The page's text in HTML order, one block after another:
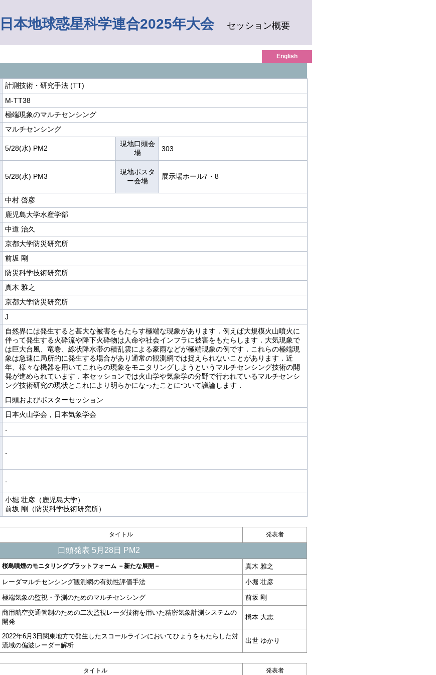
日本地球惑星科学連合2025年大会 セッション概要
English
計測技術・研究手法 (TT)
M-TT38
極端現象のマルチセンシング
マルチセンシング
5/28(水) PM2
現地口頭会
場
303
5/28(水) PM3
現地ポスタ
ー会場
展示場ホール7・8
中村 啓彦
鹿児島大学水産学部
中道 治久
京都大学防災研究所
前坂 剛
防災科学技術研究所
真木 雅之
京都大学防災研究所
J
自然界には発生すると甚大な被害をもたらす極端な現象があります．例えば大規模火山噴火に
伴って発生する火砕流や降下火砕物は人命や社会インフラに被害をもたらします．大気現象で
は巨大台風、竜巻、線状降水帯の積乱雲による豪雨などが極端現象の例です．これらの極端現
象は急速に局所的に発生する場合があり通常の観測網では捉えられないことがあります．近
年、様々な機器を用いてこれらの現象をモニタリングしようというマルチセンシング技術の開
発が進められています．本セッションでは火山学や気象学の分野で行われているマルチセンシ
ング技術研究の現状とこれにより明らかになったことについて議論します．
口頭およびポスターセッション
日本火山学会，日本気象学会
-
-
-
小堀 壮彦（鹿児島大学）
前坂 剛（防災科学技術研究所）
タイトル 発表者
口頭発表 5月28日 PM2
桜島噴煙のモニタリングプラットフォーム －新たな展開－ 真木 雅之
レーダマルチセンシング観測網の有効性評価手法 小堀 壮彦
極端気象の監視・予測のためのマルチセンシング 前坂 剛
商用航空交通管制のための二次監視レーダ技術を用いた精密気象計測システムの
開発
橋本 大志
2022年6月3日関東地方で発生したスコールラインにおいてひょうをもたらした対
流域の偏波レーダー解析
出世 ゆかり
タイトル 発表者